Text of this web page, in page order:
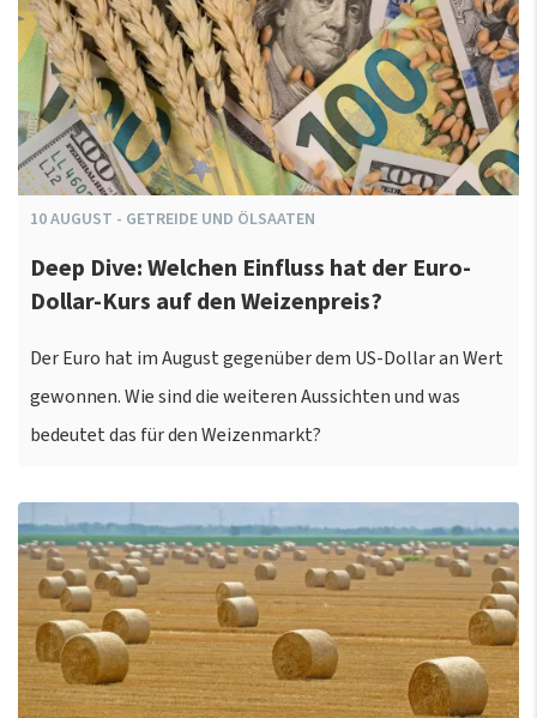
10AUGUST - GETREIDE UND ÖLSAATEN
Deep Dive: Welchen Einfluss hat der Euro-
Dollar-Kurs auf den Weizenpreis?
Der Euro hat im August gegenüber dem US-Dollar an Wert
gewonnen. Wie sind die weiteren Aussichten und was
bedeutet das für den Weizenmarkt?